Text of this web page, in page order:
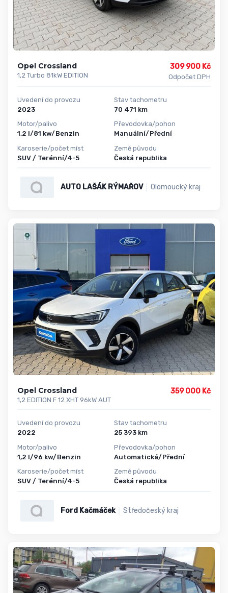
Opel Crossland
1,2 Turbo 81kW EDITION
309 900 Kč
Odpočet DPH
Uvedení do provozu
2023
Motor/palivo
1,2 l/81 kw/Benzin
Karoserie/počet míst
SUV / Terénní/4-5
Stav tachometru
70 471 km
Převodovka/pohon
Manuální/Přední
Země původu
Česká republika
AUTO LAŠÁK RÝMAŘOV Olomoucký kraj
Opel Crossland
1,2 EDITION F 12 XHT 96kW AUT
359 000 Kč
Uvedení do provozu
2022
Motor/palivo
1,2 l/96 kw/Benzin
Karoserie/počet míst
SUV / Terénní/4-5
Stav tachometru
25 393 km
Převodovka/pohon
Automatická/Přední
Země původu
Česká republika
Ford Kačmáček Středočeský kraj